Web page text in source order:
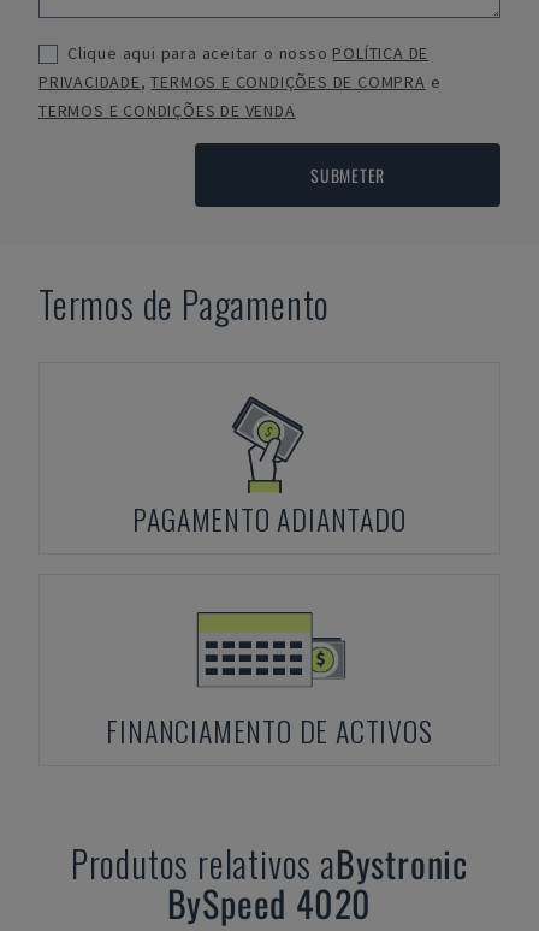
Clique aqui para aceitar o nosso POLÍTICA DE
PRIVACIDADE,TERMOS E CONDIÇÕES DE COMPRA e
TERMOS E CONDIÇÕES DE VENDA
SUBMETER
Termos de Pagamento
PAGAMENTO ADIANTADO
FINANCIAMENTO DE ACTIVOS
Produtos relativos aBystronic
BySpeed 4020